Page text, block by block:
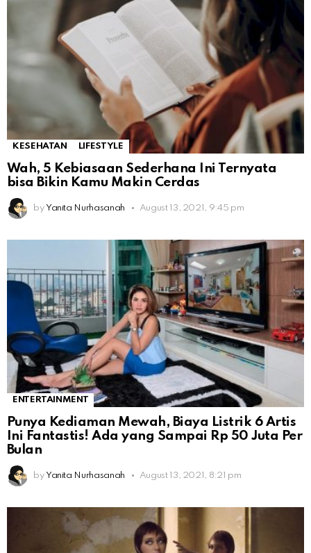
KESEHATAN LIFESTYLE
Wah, 5 Kebiasaan Sederhana Ini Ternyata
bisa Bikin Kamu Makin Cerdas
by Yanita Nurhasanah August 13, 2021, 9:45 pm
ENTERTAINMENT
Punya Kediaman Mewah, Biaya Listrik 6 Artis
Ini Fantastis! Ada yang Sampai Rp 50 Juta Per
Bulan
by Yanita Nurhasanah August 13, 2021, 8:21 pm